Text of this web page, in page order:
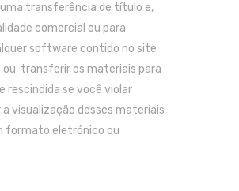
uma transferência de título e,
comercial ou para
software contido no site
ou transferir os materiais para
rescindida se você violar
a visualização desses materiais
formato eletrónico ou